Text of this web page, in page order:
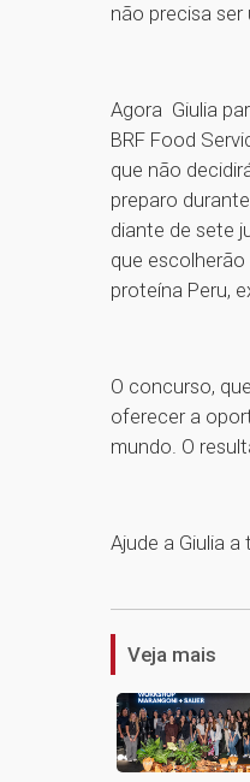
não precisa ser
Agora Giulia
BRF Food
que não
preparo
diante de sete
que
proteína Peru,
O concurso,
oferecer a
mundo. O
Ajude a Giulia
Veja mais